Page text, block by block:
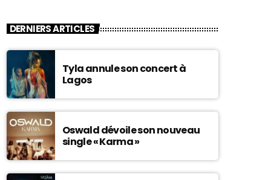
DERNIERS ARTICLES
Tyla annule son concert à
Lagos
Oswald dévoile son nouveau
single « Karma »